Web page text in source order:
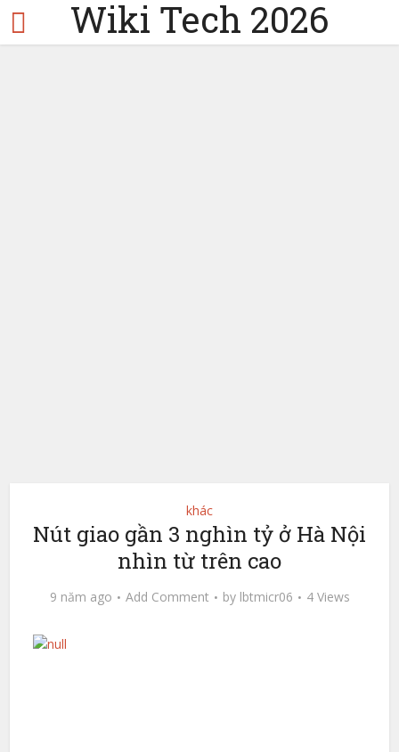
Wiki Tech 2026
khác
Nút giao gần 3 nghìn tỷ ở Hà Nội
nhìn từ trên cao
9 năm ago Add Comment by lbtmicr06 4 Views